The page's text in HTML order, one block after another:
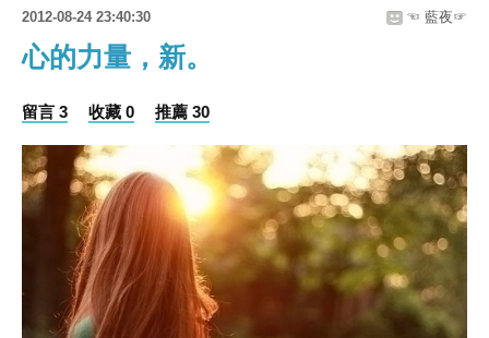
2012-08-24 23:40:30 ☜ 藍夜☞
心的力量，新。
留言 3 收藏 0 推薦 30